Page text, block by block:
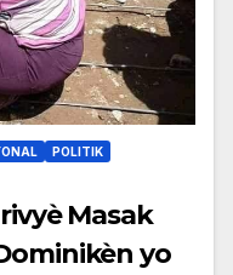
POLITIK
Masak
yo